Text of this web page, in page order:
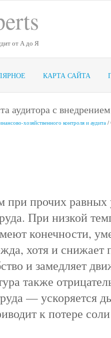
от А до Я
КАРТА САЙТА
аудитора с
хозяйственного контроля и аудита /
прочих равных
При низкой
конечности,
хотя и снижает
и замедляет
также
— ускоряется
к потере